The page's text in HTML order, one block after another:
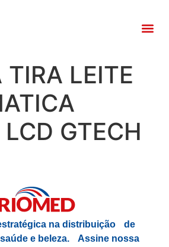
TIRA LEITE
GTECH
na distribuição de
e beleza. Assine nossa